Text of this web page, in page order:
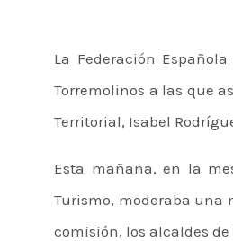
La Federación
Torremolinos a las que
Territorial, Isabel
Esta mañana, en la
Turismo, moderaba una
comisión, los alcaldes